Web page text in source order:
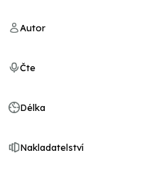
Autor
Čte
Délka
Nakladatelství